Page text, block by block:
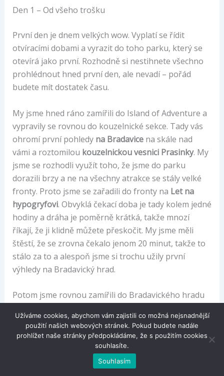
Den 1 – Od všeho trošku
První den je dnem velkých wow. Vyplatí se řídit
otvíracími dobami a vyrazit do toho parku, který se
otevírá jako první. Rozhodně si nestihnete všechno
prohlédnout hned první den, ale nevadí – pořád
budete mít dostatek času.
My jsme hned ráno zamířili do Island of Adventure a
vypravily se rovnou do kouzelnické sekce. Tady vás
ohromí první pohledy na Bradavicena skále nad
vámi a roztomilou kouzelnickou vesnici Prasinky. My
jsme se rozhodli využít toho, že jsme do parku
dorazili brzy a ne na všechny atrakce se stály velké
fronty. Proto jsme se zařadili do fronty na Let na
hypogryfovi. Obvyklá čekací doba je tady kolem jedné
hodiny a dráha je poměrně krátká, takže mnozí
říkají, že ji klidně můžete přeskočit. My jsme měli
štěstí, že se zrovna čekalo jenom 20 minut, takže to
stálo za to a alespoň jsme si trochu užily první
výhledy na Bradavický hrad.
Potom jsme rovnou zamířili do Bradavického hradu
hradu budete naprosto na větvi ze všech detailů a
nejspíš vám bude líto, že jste ve frontě nestáli delší
dobu. Po prvních dvou atrakcích jsme si nechali čas
na průzkum obchůdků a uliček v Prasinkách,
Užíváme cookies, abychom vám zajistili co možná nejsnadnější
použití našich webových stránek. Pokud budete nadále
prohlížet naše stránky předpokládáme, že s použitím cookies
souhlasíte.
Souhlasím